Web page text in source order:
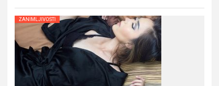
ZANIMLJIVOSTI